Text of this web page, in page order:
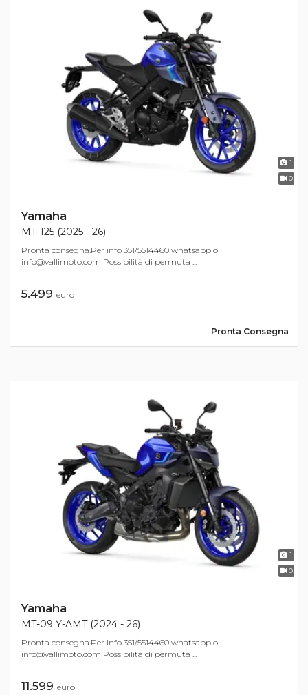
1
0
Yamaha
MT-125 (2025 - 26)
Pronta consegna.Per info 351/5514460 whatsapp o
info@vallimoto.com Possibilità di permuta ...
5.499 euro
Pronta Consegna
1
0
Yamaha
MT-09 Y-AMT (2024 - 26)
Pronta consegna.Per info 351/5514460 whatsapp o
info@vallimoto.com Possibilità di permuta ...
11.599 euro